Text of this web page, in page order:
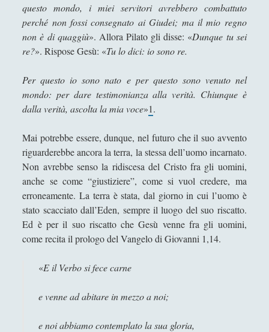
Enrico Pili, uno scacchista silenzioso
Filosofia del/nel tango
L'incoronazione della Vergine di Alessandro
La storia come libera creazione delle verità eterne
Manzoni e il manoscritto ritrovato – un falso
Mito, Simbolismo e Scienza
Oltreuomo - Dopouomo
Paperdinastia - La saga di Paperone: analisi di un
capolavoro del fumetto e della narrativa
Per una fede religiosa rinnovata
Sulla Pedagogia – Pensare l'insegnamento
e # della specie @
Scienza(84)
questo mondo, i miei servitori avrebbero combattuto
perché non fossi consegnato ai Giudei; ma il mio regno
non è di quaggiù». Allora Pilato gli disse: «Dunque tu sei
re?». Rispose Gesù: «Tu lo dici: io sono re.
Per questo io sono nato e per questo sono venuto nel
mondo: per dare testimonianza alla verità. Chiunque è
dalla verità, ascolta la mia voce»1.
Mai potrebbe essere, dunque, nel futuro che il suo avvento
riguarderebbe ancora la terra, la stessa dell’uomo incarnato.
Non avrebbe senso la ridiscesa del Cristo fra gli uomini,
anche se come “giustiziere”, come si vuol credere, ma
erroneamente. La terra è stata, dal giorno in cui l’uomo è
stato scacciato dall’Eden, sempre il luogo del suo riscatto.
Ed è per il suo riscatto che Gesù venne fra gli uomini,
come recita il prologo del Vangelo di Giovanni 1,14.
«E il Verbo si fece carne
e venne ad abitare in mezzo a noi;
e noi abbiamo contemplato la sua gloria,